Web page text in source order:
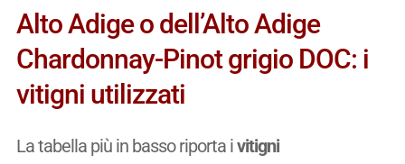
Alto Adige o dell’Alto Adige
Chardonnay-Pinot grigio DOC: i
vitigni utilizzati
La tabella più in basso riporta ivitigni